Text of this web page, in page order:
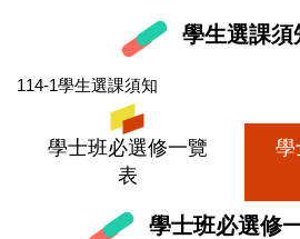
學生選課須
114-1學生選課須知
學士班必選修一覽
表
學
學士班必選修